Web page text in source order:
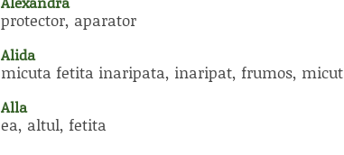
protector, aparator
Alida
micuta fetita inaripata, inaripat, frumos, micut
Alla
ea, altul, fetita